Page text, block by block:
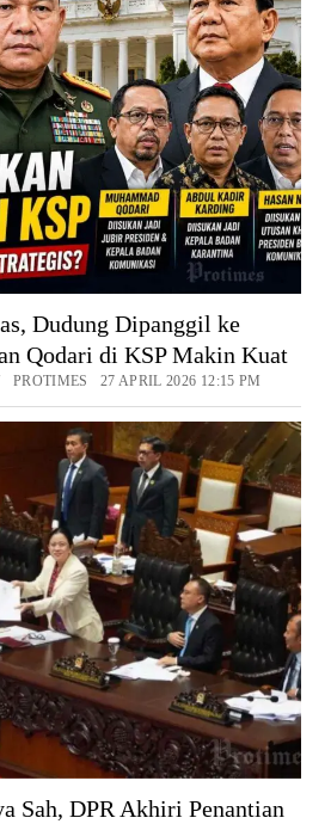
Dudung Dipanggil ke
Qodari di KSP Makin Kuat
PROTIMES 27 APRIL 2026 12:15 PM
Sah, DPR Akhiri Penantian